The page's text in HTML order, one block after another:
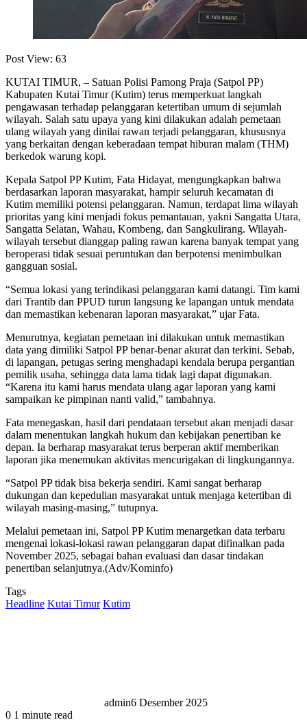
Post View: 63
KUTAI TIMUR, – Satuan Polisi Pamong Praja (Satpol PP)
Kabupaten Kutai Timur (Kutim) terus memperkuat langkah
pengawasan terhadap pelanggaran ketertiban umum di sejumlah
wilayah. Salah satu upaya yang kini dilakukan adalah pemetaan
ulang wilayah yang dinilai rawan terjadi pelanggaran, khususnya
yang berkaitan dengan keberadaan tempat hiburan malam (THM)
berkedok warung kopi.
Kepala Satpol PP Kutim, Fata Hidayat, mengungkapkan bahwa
berdasarkan laporan masyarakat, hampir seluruh kecamatan di
Kutim memiliki potensi pelanggaran. Namun, terdapat lima wilayah
prioritas yang kini menjadi fokus pemantauan, yakni Sangatta Utara,
Sangatta Selatan, Wahau, Kombeng, dan Sangkulirang. Wilayah-
wilayah tersebut dianggap paling rawan karena banyak tempat yang
beroperasi tidak sesuai peruntukan dan berpotensi menimbulkan
gangguan sosial.
“Semua lokasi yang terindikasi pelanggaran kami datangi. Tim kami
dari Trantib dan PPUD turun langsung ke lapangan untuk mendata
dan memastikan kebenaran laporan masyarakat,” ujar Fata.
Menurutnya, kegiatan pemetaan ini dilakukan untuk memastikan
data yang dimiliki Satpol PP benar-benar akurat dan terkini. Sebab,
di lapangan, petugas sering menghadapi kendala berupa pergantian
pemilik usaha, sehingga data lama tidak lagi dapat digunakan.
“Karena itu kami harus mendata ulang agar laporan yang kami
sampaikan ke pimpinan nanti valid,” tambahnya.
Fata menegaskan, hasil dari pendataan tersebut akan menjadi dasar
dalam menentukan langkah hukum dan kebijakan penertiban ke
depan. Ia berharap masyarakat terus berperan aktif memberikan
laporan jika menemukan aktivitas mencurigakan di lingkungannya.
“Satpol PP tidak bisa bekerja sendiri. Kami sangat berharap
dukungan dan kepedulian masyarakat untuk menjaga ketertiban di
wilayah masing-masing,” tutupnya.
Melalui pemetaan ini, Satpol PP Kutim menargetkan data terbaru
mengenai lokasi-lokasi rawan pelanggaran dapat difinalkan pada
November 2025, sebagai bahan evaluasi dan dasar tindakan
penertiban selanjutnya.(Adv/Kominfo)
Tags
Headline Kutai Timur Kutim
admin6 Desember 2025
0 1 minute read